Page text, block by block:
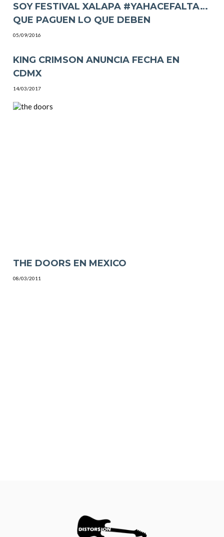
SOY FESTIVAL XALAPA #YAHACEFALTA…
QUE PAGUEN LO QUE DEBEN
05/09/2016
KING CRIMSON ANUNCIA FECHA EN
CDMX
14/03/2017
THE DOORS EN MEXICO
08/03/2011